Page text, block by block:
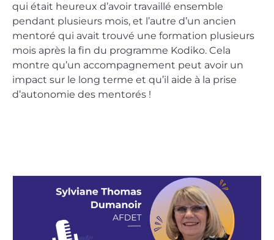
qui était heureux d’avoir travaillé ensemble
pendant plusieurs mois, et l’autre d’un ancien
mentoré qui avait trouvé une formation plusieurs
mois après la fin du programme Kodiko. Cela
montre qu’un accompagnement peut avoir un
impact sur le long terme et qu’il aide à la prise
d’autonomie des mentorés !